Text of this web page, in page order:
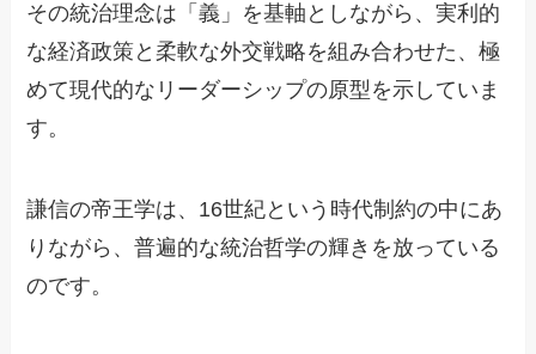
その統治理念は「義」を基軸としながら、実利的
な経済政策と柔軟な外交戦略を組み合わせた、極
めて現代的なリーダーシップの原型を示していま
す。
謙信の帝王学は、16世紀という時代制約の中にあ
りながら、普遍的な統治哲学の輝きを放っている
のです。